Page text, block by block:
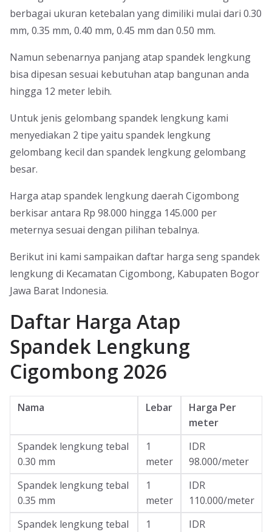
berbagai ukuran ketebalan yang dimiliki mulai dari 0.30
mm, 0.35 mm, 0.40 mm, 0.45 mm dan 0.50 mm.
Namun sebenarnya panjang atap spandek lengkung
bisa dipesan sesuai kebutuhan atap bangunan anda
hingga 12 meter lebih.
Untuk jenis gelombang spandek lengkung kami
menyediakan 2 tipe yaitu spandek lengkung
gelombang kecil dan spandek lengkung gelombang
besar.
Harga atap spandek lengkung daerah Cigombong
berkisar antara Rp 98.000 hingga 145.000 per
meternya sesuai dengan pilihan tebalnya.
Berikut ini kami sampaikan daftar harga seng spandek
lengkung di Kecamatan Cigombong, Kabupaten Bogor
Jawa Barat Indonesia.
Daftar Harga Atap
Spandek Lengkung
Cigombong 2026
Nama Lebar
Harga Per
meter
Spandek lengkung tebal
0.30 mm
1
meter
IDR
98.000/meter
Spandek lengkung tebal
0.35 mm
1
meter
IDR
110.000/meter
Spandek lengkung tebal
1
IDR